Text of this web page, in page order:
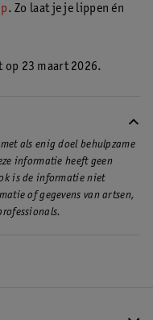
. Zo laat je je lippen én
op 23 maart 2026.
als enig doel behulpzame
informatie heeft geen
is de informatie niet
of gegevens van artsen,